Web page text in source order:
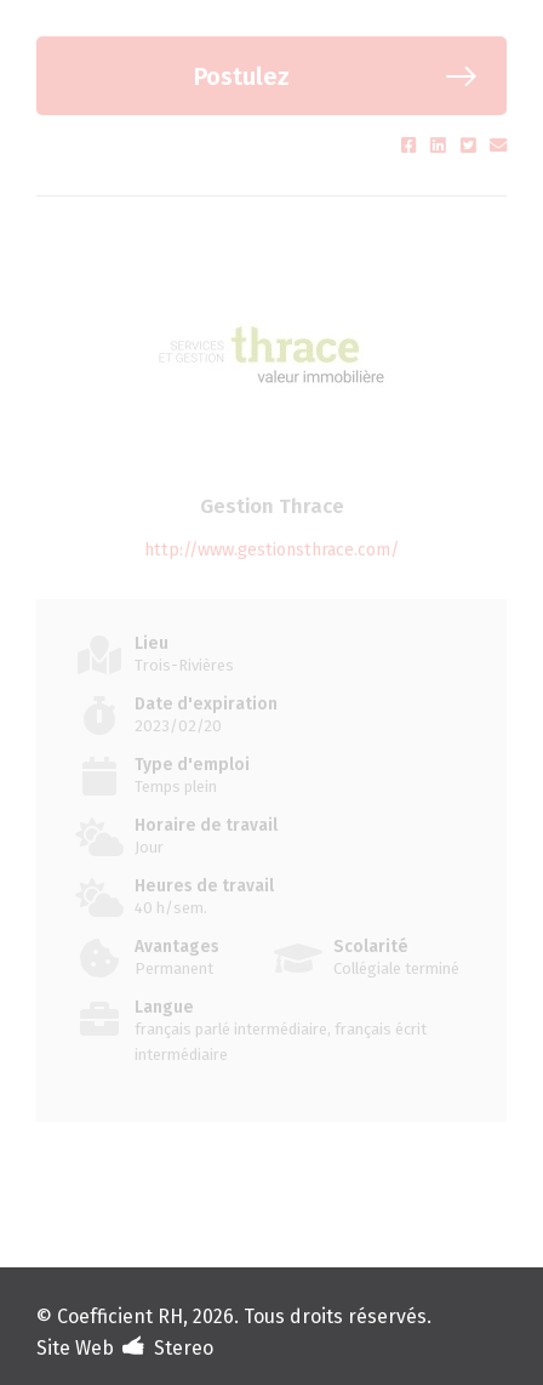
Postulez
Gestion Thrace
http://www.gestionsthrace.com/
Lieu
Trois-Rivières
Date d'expiration
2023/02/20
Type d'emploi
Temps plein
Horaire de travail
Jour
Heures de travail
40 h/sem.
Avantages
Permanent
Scolarité
Collégiale terminé
Langue
français parlé intermédiaire, français écrit
intermédiaire
© Coefficient RH, 2026. Tous droits réservés.
Site Web
Stereo